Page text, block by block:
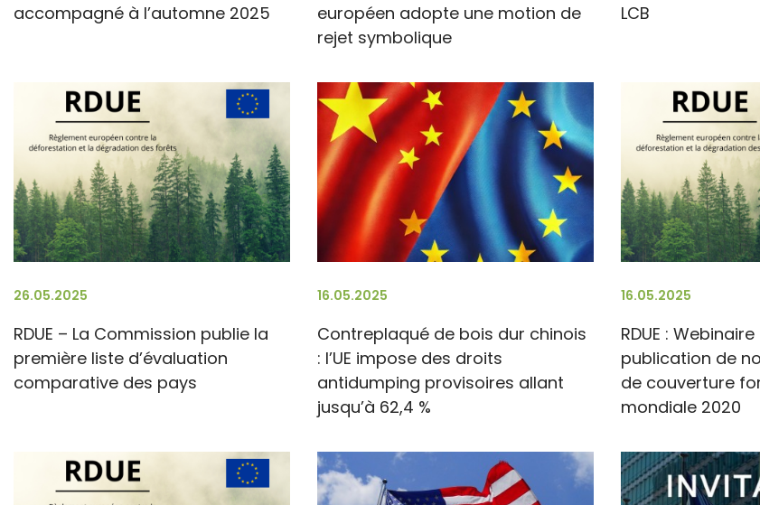
accompagné à l’automne 2025
européen adopte une motion de
rejet symbolique
LCB
26.05.2025
RDUE – La Commission publie la
première liste d’évaluation
comparative des pays
16.05.2025
Contreplaqué de bois dur chinois
: l’UE impose des droits
antidumping provisoires allant
jusqu’à 62,4 %
16.05.2025
RDUE :
publication de
de couverture
mondiale 2020